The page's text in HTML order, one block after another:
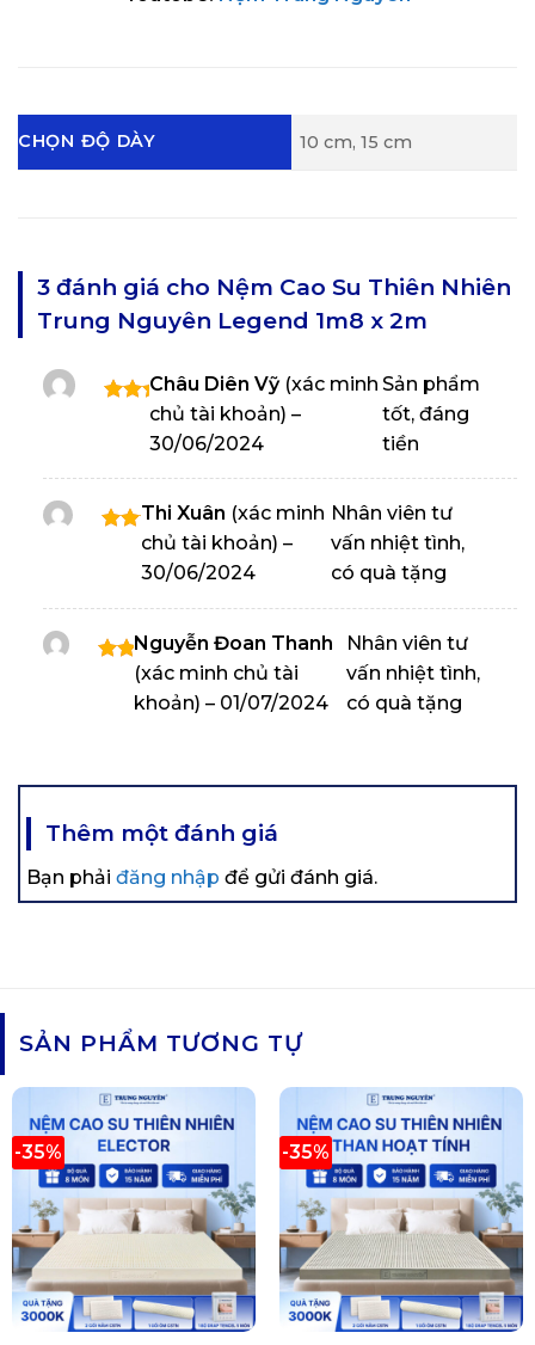
CHỌN ĐỘ DÀY 10 cm, 15 cm
3 đánh giá cho Nệm Cao Su Thiên Nhiên
Trung Nguyên Legend 1m8 x 2m
55
Châu Diên Vỹ (xác minh
chủ tài khoản) –
30/06/2024
Sản phẩm
tốt, đáng
tiền
Được
Thi Xuân (xác minh
chủ tài khoản) –
30/06/2024
Nhân viên tư
vấn nhiệt tình,
có quà tặng
Được
hạng
Nguyễn Đoan Thanh
(xác minh chủ tài
khoản) – 01/07/2024
Nhân viên tư
vấn nhiệt tình,
có quà tặng
Thêm một đánh giá
Bạn phải đăng nhập để gửi đánh giá.
SẢN PHẨM TƯƠNG TỰ
-35% -35%